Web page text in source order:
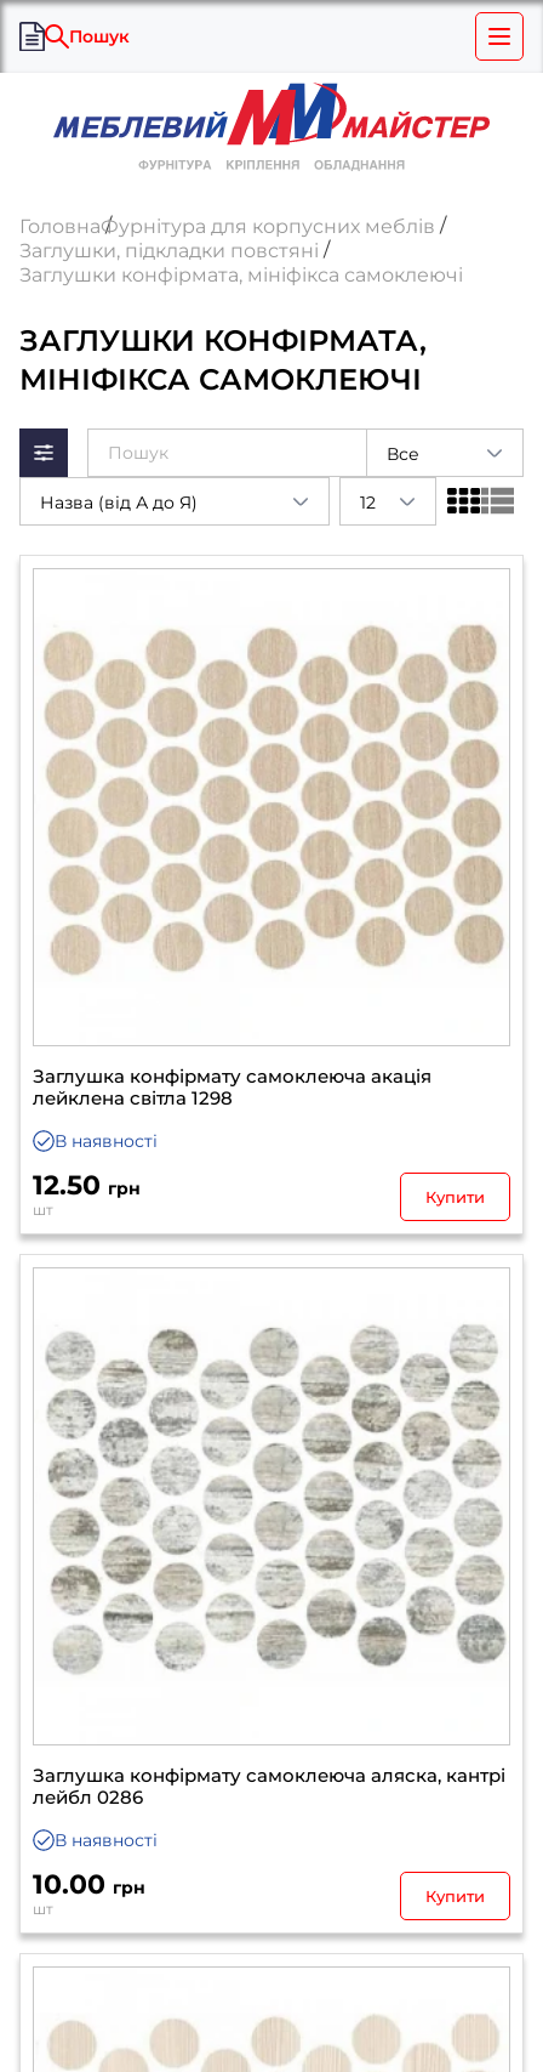
Пошук
ГоловнаФурнітура для корпусних меблів
Заглушки, підкладки повстяні
Заглушки конфірмата, мініфікса самоклеючі
ЗАГЛУШКИ КОНФІРМАТА,
МІНІФІКСА САМОКЛЕЮЧІ
Все
Назва (від А до Я) 12
Заглушка конфірмату самоклеюча акація
лейклена світла 1298
В наявності
12.50 грн
шт
Купити
Заглушка конфірмату самоклеюча аляска, кантрі
лейбл 0286
В наявності
10.00 грн
шт
Купити